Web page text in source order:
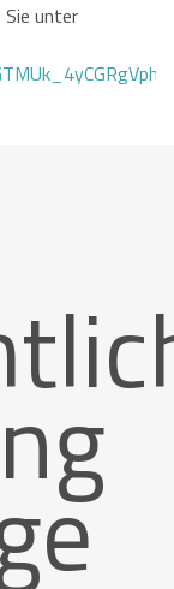
Sie unter